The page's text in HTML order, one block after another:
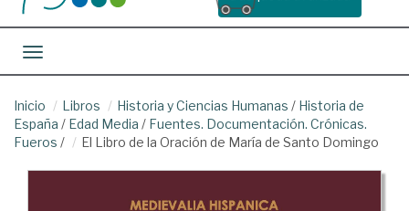
Toggle navigation
Inicio Libros Historia y Ciencias Humanas / Historia de
España / Edad Media / Fuentes. Documentación. Crónicas.
Fueros / El Libro de la Oración de María de Santo Domingo